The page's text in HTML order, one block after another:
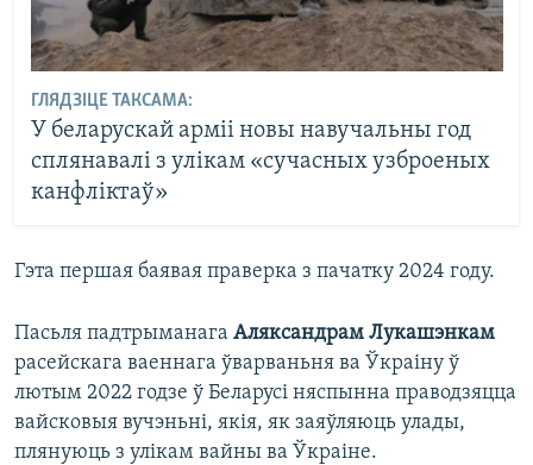
ГЛЯДЗІЦЕ ТАКСАМА:
У беларускай арміі новы навучальны год
сплянавалі з улікам «сучасных узброеных
канфліктаў»
Гэта першая баявая праверка з пачатку 2024 году.
Пасьля падтрыманага Аляксандрам Лукашэнкам
расейскага ваеннага ўварваньня ва Ўкраіну ў
лютым 2022 годзе ў Беларусі няспынна праводзяцца
вайсковыя вучэньні, якія, як заяўляюць улады,
плянуюць з улікам вайны ва Ўкраіне.